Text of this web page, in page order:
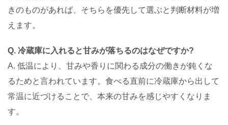
きのものがあれば、そちらを優先して選ぶと判断材料が増
えます。
Q. 冷蔵庫に入れると甘みが落ちるのはなぜですか?
A. 低温により、甘みや香りに関わる成分の働きが鈍くな
るためと言われています。食べる直前に冷蔵庫から出して
常温に近づけることで、本来の甘みを感じやすくなりま
す。